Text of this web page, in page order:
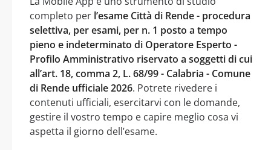
completo per l’esame Città di Rende - procedura
selettiva, per esami, per n. 1 posto a tempo
pieno e indeterminato di Operatore Esperto -
Profilo Amministrativo riservato a soggetti di cui
all’art. 18, comma 2, L. 68/99 - Calabria - Comune
di Rende ufficiale 2026. Potrete rivedere i
contenuti ufficiali, esercitarvi con le domande,
gestire il vostro tempo e capire meglio cosa vi
aspetta il giorno dell’esame.